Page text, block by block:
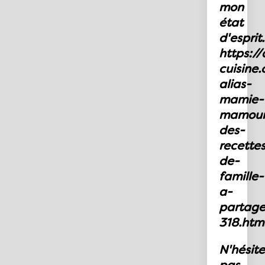
mon
état
https://
alias-
mamie-
des-
de-
famille-
a-